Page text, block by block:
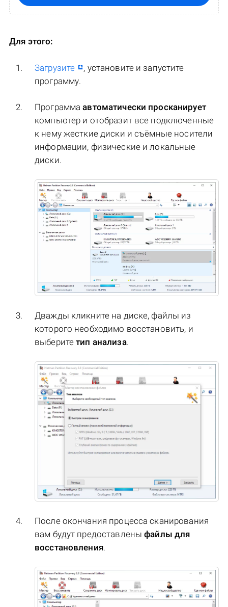
Для этого:
Загрузите
, установите и запустите
программу.
Программаавтоматически просканирует
компьютер и отобразит все подключенные
к нему жесткие диски и съёмные носители
информации, физические и локальные
диски.
Дважды кликните на диске, файлы из
которого необходимо восстановить, и
выберитетип анализа.
После окончания процесса сканирования
вам будут предоставленыфайлы для
восстановления.